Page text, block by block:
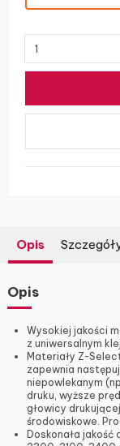
Opis
Opis
Wysokiej jakości
z uniwersalnym
Materiały Z-
zapewnia
niepowlekanym
druku, wyższe
głowicy
środowiskowe.
Doskonała